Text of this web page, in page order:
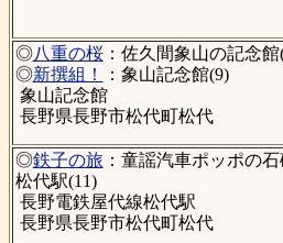
◎八重の桜：佐久間象山の記念館
◎新撰組！
：象山記念館(9)
象山記念館
長野県長野市松代町松代
◎鉄子の旅 ：童謡汽車ポッポの
松代駅(11)
長野電鉄屋代線松代駅
長野県長野市松代町松代